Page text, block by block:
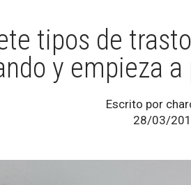
tipos de
y empieza
Escrito por
28/03/